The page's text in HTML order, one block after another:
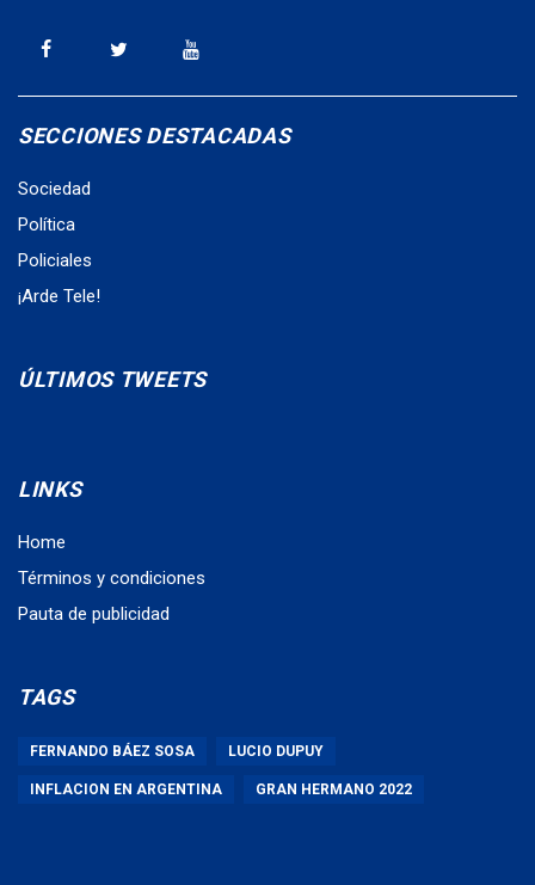
SECCIONES DESTACADAS
Sociedad
Política
Policiales
¡Arde Tele!
ÚLTIMOS TWEETS
LINKS
Home
Términos y condiciones
Pauta de publicidad
TAGS
FERNANDO BÁEZ SOSA LUCIO DUPUY
INFLACION EN ARGENTINA GRAN HERMANO 2022